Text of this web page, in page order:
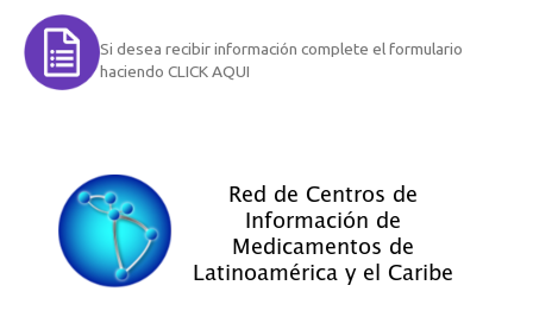
Si desea recibir información complete el formulario
haciendo CLICK AQUI